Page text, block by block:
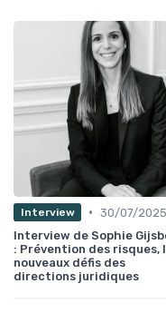
Interview • 30/07/2025
Interview de Sophie
: Prévention des risques,
nouveaux défis des
directions juridiques